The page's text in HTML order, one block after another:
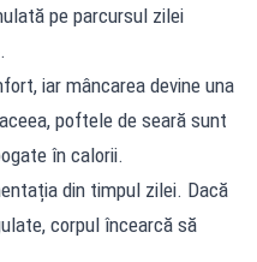
pe parcursul zilei
iar mâncarea devine una
poftele de seară sunt
în calorii.
din timpul zilei. Dacă
corpul încearcă să